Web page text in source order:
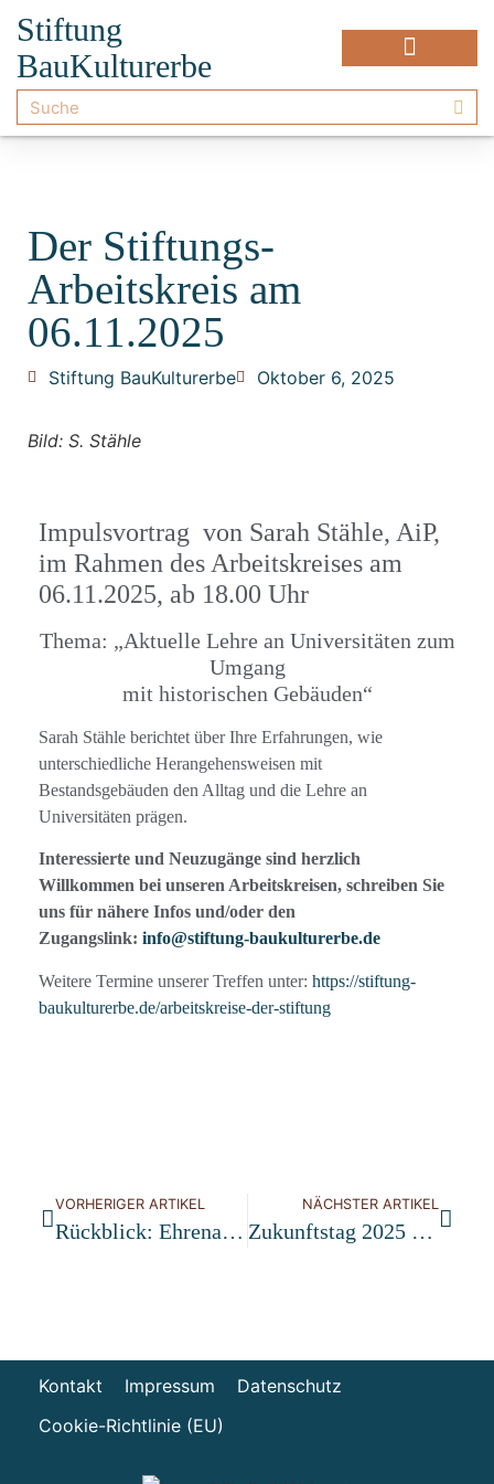
Stiftung
BauKulturerbe
Der Stiftungs-
Arbeitskreis am
06.11.2025
Stiftung BauKulturerbe Oktober 6, 2025
Bild: S. Stähle
Impulsvortrag von Sarah Stähle, AiP,
im Rahmen des Arbeitskreises am
06.11.2025, ab 18.00 Uhr
Thema: „Aktuelle Lehre an Universitäten zum
Umgang
mit historischen Gebäuden“
Sarah Stähle berichtet über Ihre Erfahrungen, wie
unterschiedliche Herangehensweisen mit
Bestandsgebäuden den Alltag und die Lehre an
Universitäten prägen.
Interessierte und Neuzugänge sind herzlich
Willkommen bei unseren Arbeitskreisen, schreiben Sie
uns für nähere Infos und/oder den
Zugangslink: info@stiftung-baukulturerbe.de
Weitere Termine unserer Treffen unter: https://stiftung-
baukulturerbe.de/arbeitskreise-der-stiftung
VORHERIGER ARTIKEL
Rückblick: Ehrenamtsforum DenkmalnetzBW
NÄCHSTER ARTIKEL
Zukunftstag 2025 In Ingolstadt: Ideen Teilen. Impulse Setzen. Zukunft Gestalten.
Kontakt Impressum
Datenschutz
Cookie-Richtlinie (EU)